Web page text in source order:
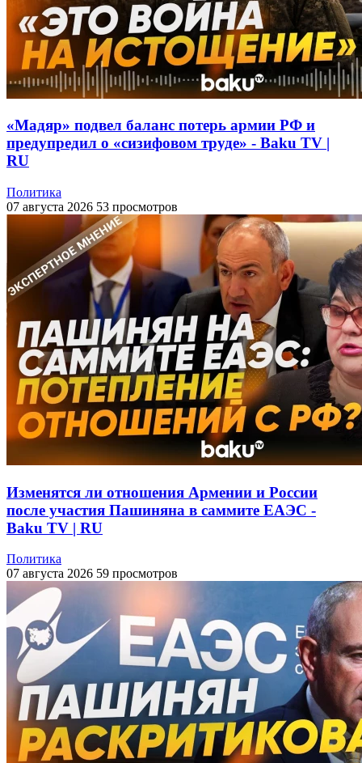
«Мадяр» подвел баланс потерь армии РФ и
предупредил о «сизифовом труде» - Baku TV |
RU
Политика
07 августа 2026 53 просмотров
Изменятся ли отношения Армении и России
после участия Пашиняна в саммите ЕАЭС -
Baku TV | RU
Политика
07 августа 2026 59 просмотров